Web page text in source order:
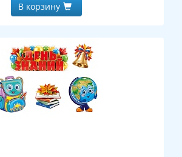
В корзину